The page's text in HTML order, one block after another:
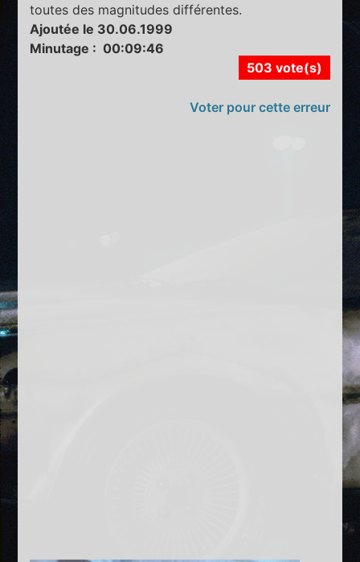
toutes des magnitudes différentes.
Ajoutée le 30.06.1999
Minutage : 00:09:46
503 vote(s)
Voter pour cette erreur